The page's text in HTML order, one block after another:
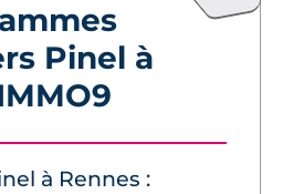
Pinel à
à Rennes :